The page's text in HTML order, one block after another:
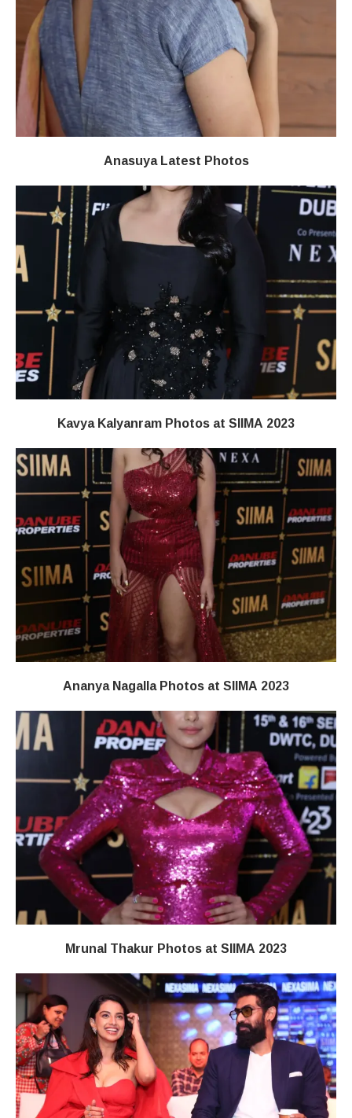
Anasuya Latest Photos
Kavya Kalyanram Photos at SIIMA 2023
Ananya Nagalla Photos at SIIMA 2023
Mrunal Thakur Photos at SIIMA 2023